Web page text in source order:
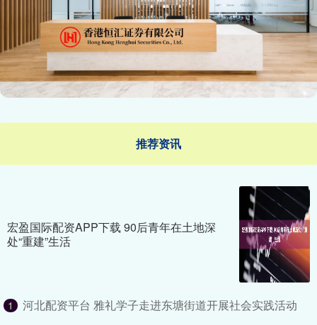
推荐资讯
宏盈国际配资APP下载 90后青年在土地深
处“重建”生活
1 河北配资平台 雅礼学子走进东塘街道开展社会实践活动